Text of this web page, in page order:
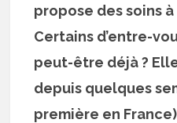
propose des soins
Certains d’entre-
peut-être déjà ?
depuis quelques
première en